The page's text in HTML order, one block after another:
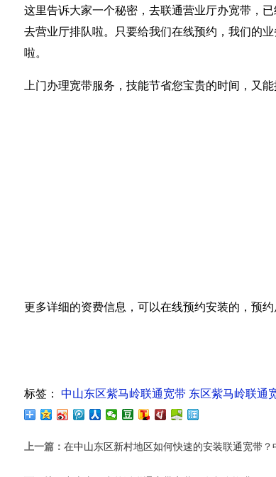
这里告诉大家一个秘密，去联通营业厅办宽带，
去营业厅排队啦。只要给我们在线预约，我们的
啦。
上门办理宽带服务，技能节省您宝贵的时间，又
更多详细的资费信息，可以在线预约安装的，预
标签： 中山东区紫马岭联通宽带 东区紫马岭联通
上一篇： 在中山东区新村地区如何快速的安装联通宽带